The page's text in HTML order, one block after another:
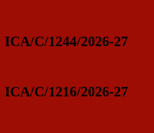
ICA/C/1244/2026-27
ICA/C/1216/2026-27